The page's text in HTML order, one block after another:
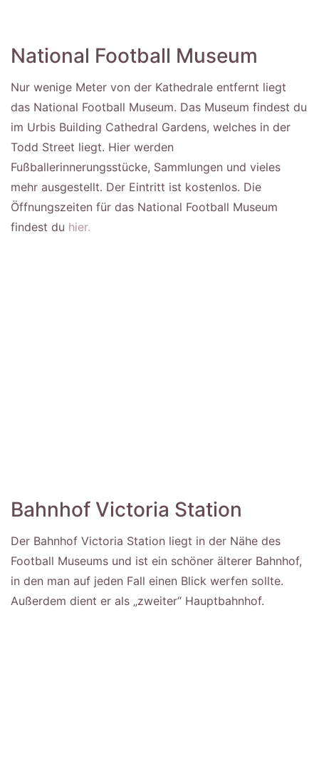
National Football Museum
Nur wenige Meter von der Kathedrale entfernt liegt
das National Football Museum. Das Museum findest du
im Urbis Building Cathedral Gardens, welches in der
Todd Street liegt. Hier werden
Fußballerinnerungsstücke, Sammlungen und vieles
mehr ausgestellt. Der Eintritt ist kostenlos. Die
Öffnungszeiten für das National Football Museum
findest du hier.
Bahnhof Victoria Station
Der Bahnhof Victoria Station liegt in der Nähe des
Football Museums und ist ein schöner älterer Bahnhof,
in den man auf jeden Fall einen Blick werfen sollte.
Außerdem dient er als „zweiter“ Hauptbahnhof.